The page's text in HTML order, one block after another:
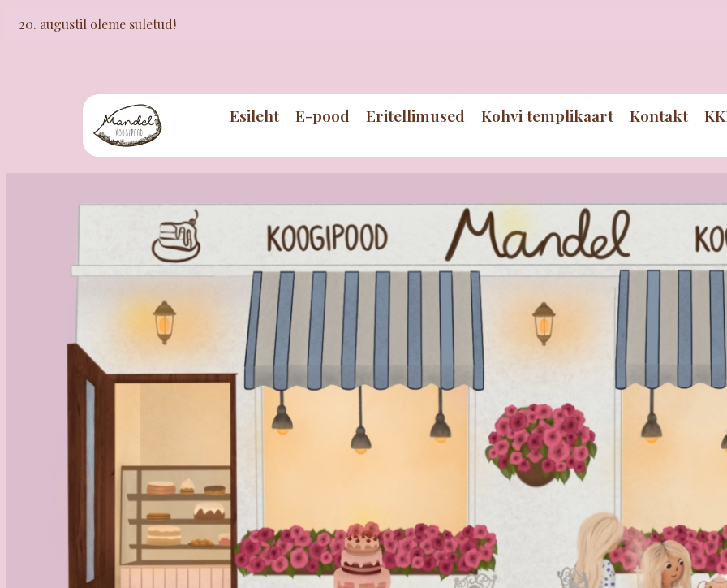
20. augustil oleme suletud!
Esileht E-pood Eritellimused Kohvi templikaart Kontakt
E-pood
Meie e-poest saad tellida nii magusat
Eritellimus
Mandel kohviku lugu
Kes ja mis on Mandel? Uuri meie
kohta lähemalt!
Meist